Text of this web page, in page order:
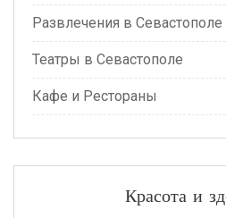
Развлечения в Севастополе
Театры в Севастополе
Кафе и Рестораны
Красота и